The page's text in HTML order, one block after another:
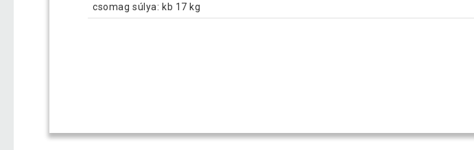
csomag súlya: kb 17 kg